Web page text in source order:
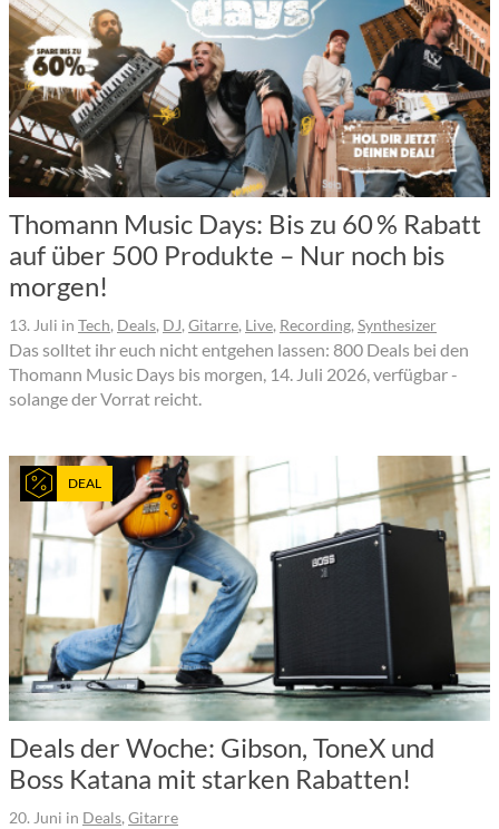
Thomann Music Days: Bis zu 60 % Rabatt
auf über 500 Produkte – Nur noch bis
morgen!
13. Juli in Tech, Deals, DJ, Gitarre, Live, Recording, Synthesizer
Das solltet ihr euch nicht entgehen lassen: 800 Deals bei den
Thomann Music Days bis morgen, 14. Juli 2026, verfügbar -
solange der Vorrat reicht.
DEAL
Deals der Woche: Gibson, ToneX und
Boss Katana mit starken Rabatten!
20. Juni in Deals, Gitarre